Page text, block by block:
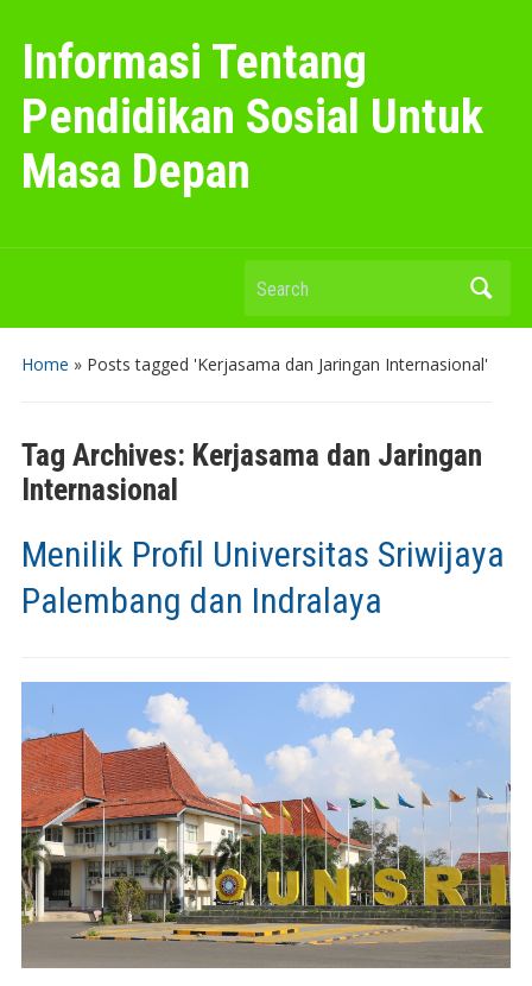
Informasi Tentang
Pendidikan Sosial Untuk
Masa Depan
Search
Home » Posts tagged 'Kerjasama dan Jaringan Internasional'
Tag Archives: Kerjasama dan Jaringan
Internasional
Menilik Profil Universitas Sriwijaya
Palembang dan Indralaya